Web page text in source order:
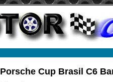
Porsche Cup Brasil C6